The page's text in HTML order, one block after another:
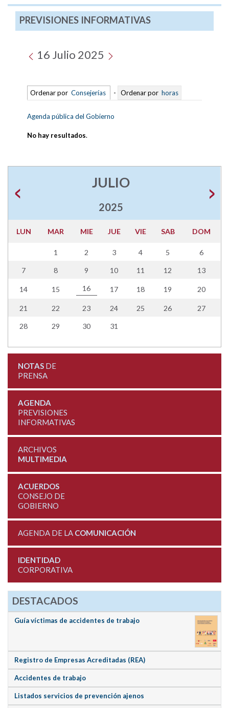
PREVISIONES INFORMATIVAS
16 Julio 2025
Ordenar por Consejerías - Ordenar por horas
Agenda pública del Gobierno
No hay resultados.
JULIO
2025
LUN MAR MIE JUE VIE SAB DOM
1 2 3 4 5 6
7 8 9 10 11 12 13
14 15 16 17 18 19 20
21 22 23 24 25 26 27
28 29 30 31
NOTASDE
PRENSA
AGENDA
PREVISIONES
INFORMATIVAS
ARCHIVOS
MULTIMEDIA
ACUERDOS
CONSEJO DE
GOBIERNO
AGENDA DE LA COMUNICACIÓN
IDENTIDAD
CORPORATIVA
DESTACADOS
Guía víctimas de accidentes de trabajo
Registro de Empresas Acreditadas (REA)
Accidentes de trabajo
Listados servicios de prevención ajenos